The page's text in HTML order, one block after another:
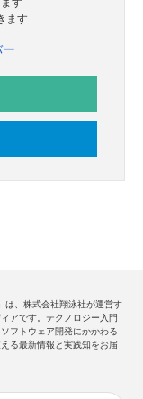
ます
は、株式会社翔泳社が運営す
アです。テクノロジー入門
フトウェア開発にかかわる
る最新情報と実践知をお届